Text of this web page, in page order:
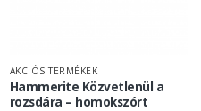
AKCIÓS TERMÉKEK
Hammerite Közvetlenül a
rozsdára – homokszórt